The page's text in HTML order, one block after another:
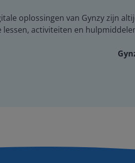
oplossingen van Gynzy zijn
lessen, activiteiten en